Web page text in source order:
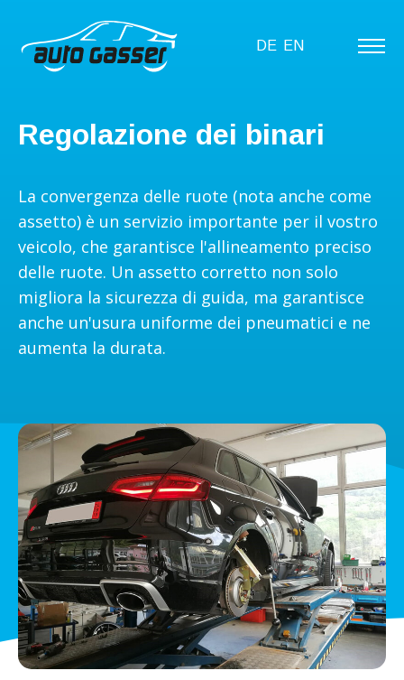
DE EN
Regolazione dei binari
La convergenza delle ruote (nota anche come
assetto) è un servizio importante per il vostro
veicolo, che garantisce l'allineamento preciso
delle ruote. Un assetto corretto non solo
migliora la sicurezza di guida, ma garantisce
anche un'usura uniforme dei pneumatici e ne
aumenta la durata.